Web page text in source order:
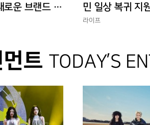
로운 브랜드 경
민 일상 복귀 지
에 총력”
라이프
트 TODAY’S